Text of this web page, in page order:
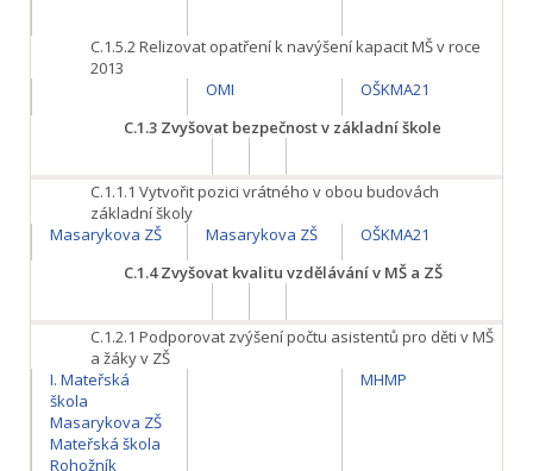
C.1.5.2Relizovat opatření k navýšení kapacit MŠ v roce
2013
OMI
OŠKMA21
C.1.3 Zvyšovat bezpečnost v základní škole
C.1.1.1 Vytvořit pozici vrátného v obou budovách
základní školy
Masarykova ZŠ
Masarykova ZŠ
OŠKMA21
C.1.4Zvyšovat kvalitu vzdělávání v MŠ a ZŠ
C.1.2.1 Podporovat zvýšení počtu asistentů pro děti v MŠ
a žáky v ZŠ
I. Mateřská
škola
Masarykova ZŠ
Mateřská škola
Rohožník
MHMP